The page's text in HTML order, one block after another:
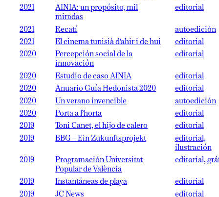
2021
AINIA: un propósito, mil
miradas
editorial
2021 Recatí
autoedición
2021
El cinema tunisià d’ahir i de hui
editorial
2020
Percepción social de la
innovación
editorial
2020 Estudio de caso AINIA
editorial
2020
Anuario Guía Hedonista 2020
editorial
2020
Un verano invencible
autoedición
2020
Porta a l’horta
editorial
2019
Toni Canet, el hijo de calero
editorial
2019
BBG – Ein Zukunftsprojekt
editorial,
ilustración
2019
Programación Universitat
Popular de València
editorial,
2019 Instantáneas de playa
editorial
2019
JC News editorial